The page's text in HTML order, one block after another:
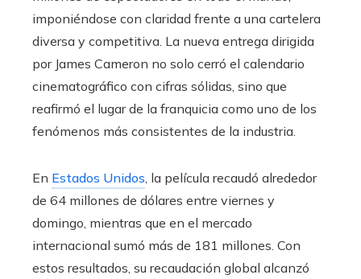
imponiéndose con claridad frente a una cartelera
diversa y competitiva. La nueva entrega dirigida
por James Cameron no solo cerró el calendario
cinematográfico con cifras sólidas, sino que
reafirmó el lugar de la franquicia como uno de los
fenómenos más consistentes de la industria.
En Estados Unidos, la película recaudó alrededor
de 64 millones de dólares entre viernes y
domingo, mientras que en el mercado
internacional sumó más de 181 millones. Con
estos resultados, su recaudación global alcanzó